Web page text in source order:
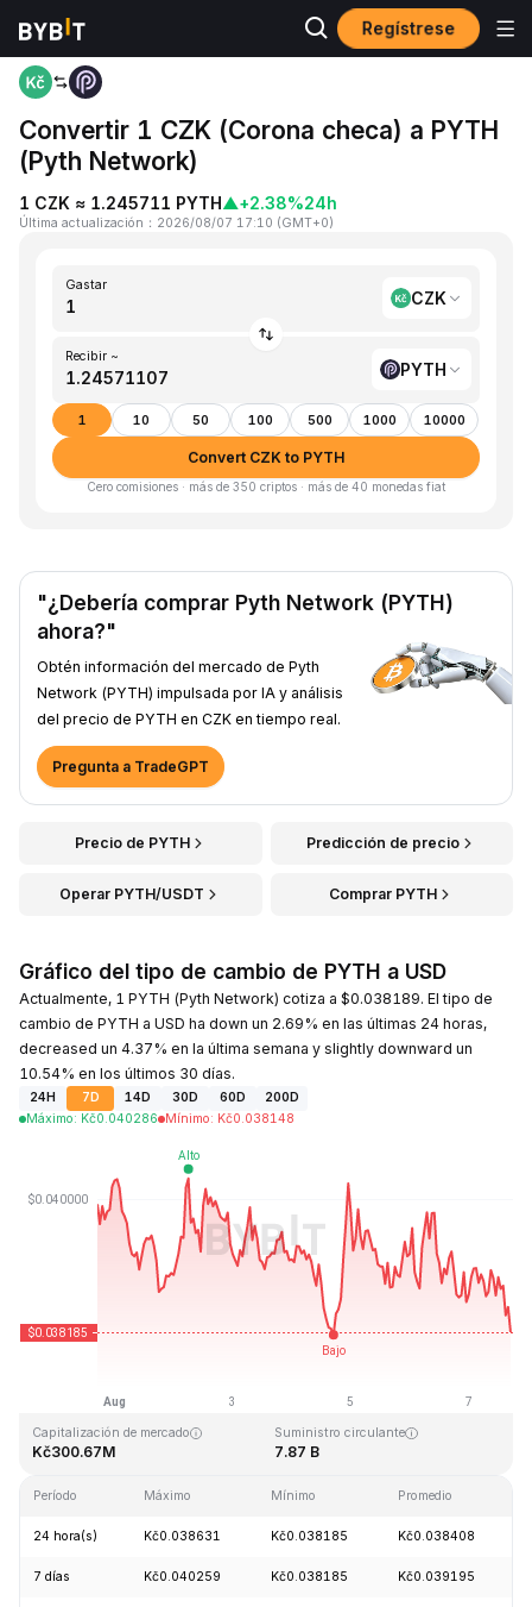
Regístrese
Inicio CZK to PYTH
Convertir 1 CZK (Corona checa) a PYTH
(Pyth Network)
1 CZK ≈ 1.245711 PYTH▲+2.38%24h
Última actualización ： 2026/08/07 17:10 (GMT+0)
Gastar
CZK
Recibir ~
PYTH
1 10 50 100 500 1000 10000
Convert CZK to PYTH
Cero comisiones · más de 350 criptos · más de 40 monedas fiat
"¿Debería comprar Pyth Network (PYTH)
ahora?"
Obtén información del mercado de Pyth
Network (PYTH) impulsada por IA y análisis
del precio de PYTH en CZK en tiempo real.
Pregunta a TradeGPT
Precio de PYTH Predicción de precio
Operar PYTH/USDT Comprar PYTH
Gráfico del tipo de cambio de PYTH a USD
Actualmente, 1 PYTH (Pyth Network) cotiza a $0.038189. El tipo de
cambio de PYTH a USD ha down un 2.69% en las últimas 24 horas,
decreased un 4.37% en la última semana y slightly downward un
10.54% en los últimos 30 días.
24H 7D 14D 30D 60D
200D
Máximo: Kč0.040286 Mínimo: Kč0.038148
Kč0.029535
Capitalización de mercado
Kč300.67M
Suministro circulante
7.87 B
Período Máximo Mínimo Promedio
24 hora(s) Kč0.038631 Kč0.038185 Kč0.038408
7 días Kč0.040259 Kč0.038185 Kč0.039195